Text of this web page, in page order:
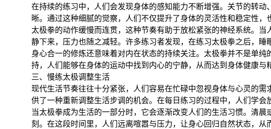
在持续的练习中，人们会发现身体的感知能力不断增强。关节的转
晰。通过这种细腻的觉察，人们不仅提升了身体的灵活性和稳定性，
太极拳的动作缓慢而连贯，这种节奏有助于放松紧张的神经系统。
静下来，压力也随之减轻。许多练习者发现，在练习太极拳之后，睡
身心合一的修炼还意味着对内在状态的持续关注。太极拳并不是单
持，人们能够在身体的运动中找到内心的宁静，从而达到身体健康与
三、慢练太极调整生活
现代生活节奏往往十分紧张，人们容易在忙碌中忽视身体与心灵的
供了一种重新调整生活步调的机会。在每日练习的过程中，人们学会
当太极拳成为生活的一部分时，它会逐渐改变人们的生活习惯。清
刻。在这段时间里，人们远离喧嚣与压力，让身心回归自然状态，从